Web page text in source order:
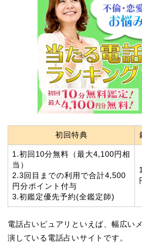
初回特典
1.初回10分無料（最大4,100円相
当）
2.3回目までの利用で合計4,500
円分ポイント付与
3.初鑑定優先予約(全鑑定師)
電話占いピュアリといえば、幅広い
演している電話占いサイトです。